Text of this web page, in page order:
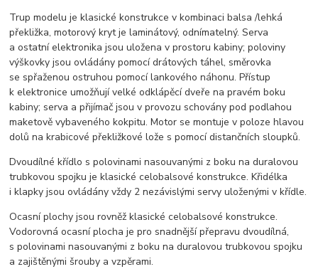
Trup modelu je klasické konstrukce v kombinaci balsa /lehká
překližka, motorový kryt je laminátový, odnímatelný. Serva
a ostatní elektronika jsou uložena v prostoru kabiny; poloviny
výškovky jsou ovládány pomocí drátových táhel, směrovka
se spřaženou ostruhou pomocí lankového náhonu. Přístup
k elektronice umožňují velké odklápěcí dveře na pravém boku
kabiny; serva a přijímač jsou v provozu schovány pod podlahou
maketově vybaveného kokpitu. Motor se montuje v poloze hlavou
dolů na krabicové překližkové lože s pomocí distančních sloupků.
Dvoudílné křídlo s polovinami nasouvanými z boku na duralovou
trubkovou spojku je klasické celobalsové konstrukce. Křidélka
i klapky jsou ovládány vždy 2 nezávislými servy uloženými v křídle.
Ocasní plochy jsou rovněž klasické celobalsové konstrukce.
Vodorovná ocasní plocha je pro snadnější přepravu dvoudílná,
s polovinami nasouvanými z boku na duralovou trubkovou spojku
a zajištěnými šrouby a vzpěrami.